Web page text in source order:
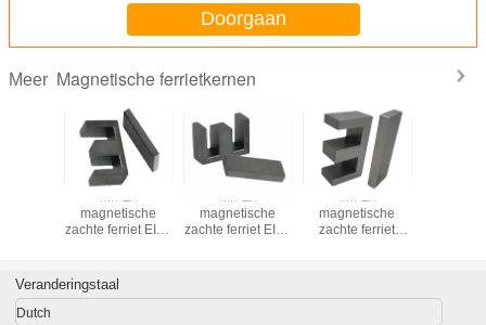
Doorgaan
Meer Magnetische ferrietkernen
Mn-Zn
magnetische
zachte ferriet EI40
Mn-Zn
magnetische
zachte ferriet EI33
Mn-Zn
magnetische
zachte ferriet
Veranderingstaal
Dutch